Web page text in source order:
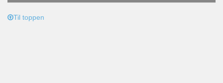
Til toppen